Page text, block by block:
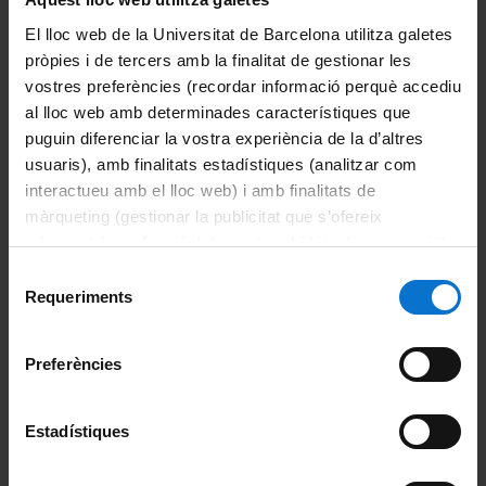
El lloc web de la Universitat de Barcelona utilitza galetes
pròpies i de tercers amb la finalitat de gestionar les
vostres preferències (recordar informació perquè accediu
al lloc web amb determinades característiques que
puguin diferenciar la vostra experiència de la d’altres
usuaris), amb finalitats estadístiques (analitzar com
interactueu amb el lloc web) i amb finalitats de
màrqueting (gestionar la publicitat que s’ofereix
adequant-la en funció dels vostres hàbits de navegació).
consultar laPolítica de galetes del lloc web de la
Requeriments
Preferències
Estadístiques
functional guests are prepared and studied in the
group.
MOLECULAR BASED QUANTUM COMPUTING
Molecular quantum bits (qubits) and quantum
gates (qugates) that use the electronic spin as
elementary unit of quantum information are
prepared with transition metals and lanthanides.
entangled and not equivalent for individual
these systems are investigated and the molecules
into quantum electrodynamic devices with the aim